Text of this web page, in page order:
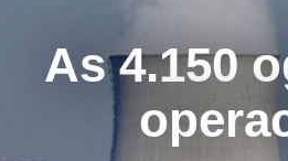
As 4.150